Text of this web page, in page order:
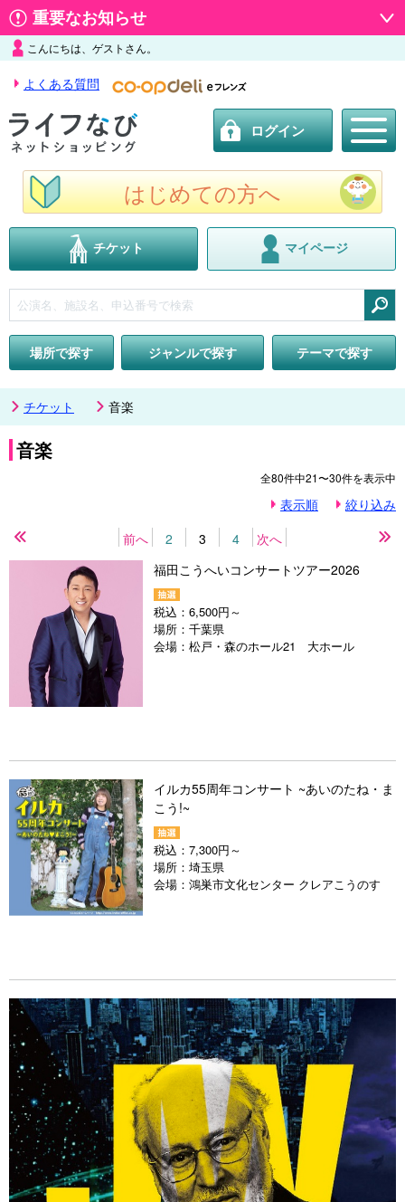
重要なお知らせ
こんにちは、ゲストさん。
よくある質問
ログイン
はじめての方へ
チケット マイページ
場所で探す
ジャンルで探す テーマで探す
チケット 音楽
音楽
全80件中21〜30件を表示中
表示順 絞り込み
頭
前へ 2 3 4 次へ
福田こうへいコンサートツアー2026
税込： 6,500円～
場所： 千葉県
会場： 松戸・森のホール21 大ホール
イルカ55周年コンサート ~あいのたね・ま
こう!~
税込： 7,300円～
場所： 埼玉県
会場： 鴻巣市文化センター クレアこうのす